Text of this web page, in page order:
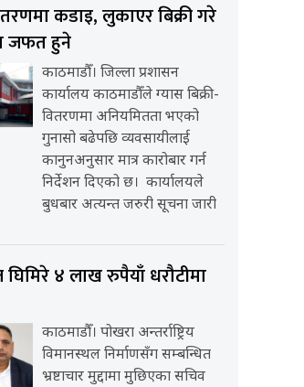
कडाइ, लुकाएर बिक्री गरे
जफत हुने
काठमाडौँ। जिल्ला प्रशासन
कार्यालय काठमाडौँले ग्यास बिक्री-
वितरणमा अनियमितता भएको
गुनासो बढेपछि व्यवसायीलाई
कानुनअनुसार मात्र कारोबार गर्न
निर्देशन दिएको छ। कार्यालयले
बुधबार अत्यन्त जरुरी सूचना जारी
४ लाख रुपैयाँ धरौटीमा
काठमाडौँ। पोखरा अन्तर्राष्ट्रिय
विमानस्थल निर्माणसँग सम्बन्धित
भ्रष्टाचार मुद्दामा मुछिएका सचिव